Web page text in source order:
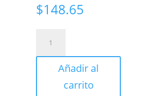
$148.65
FRENO
TRASERO
cantidad
Añadir al
carrito